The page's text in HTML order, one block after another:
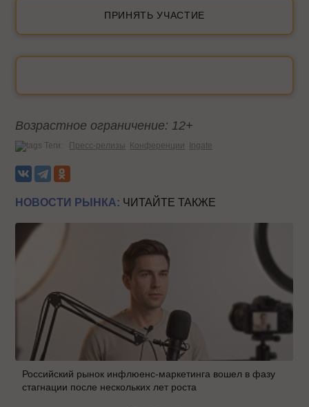
ПРИНЯТЬ УЧАСТИЕ
Возрастное ограничение: 12+
Теги: Пресс-релизы Конференции Ingate
НОВОСТИ РЫНКА: ЧИТАЙТЕ ТАКЖЕ
Российский рынок инфлюенс-маркетинга вошел в фазу
стагнации после нескольких лет роста